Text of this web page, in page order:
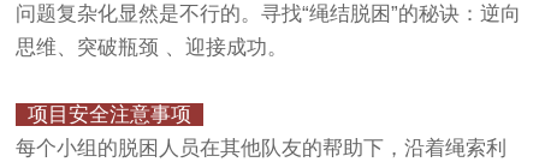
问题复杂化显然是不行的。寻找“绳结脱困”的秘诀：逆向
思维、突破瓶颈 、迎接成功。
项目安全注意事项
每个小组的脱困人员在其他队友的帮助下，沿着绳索利